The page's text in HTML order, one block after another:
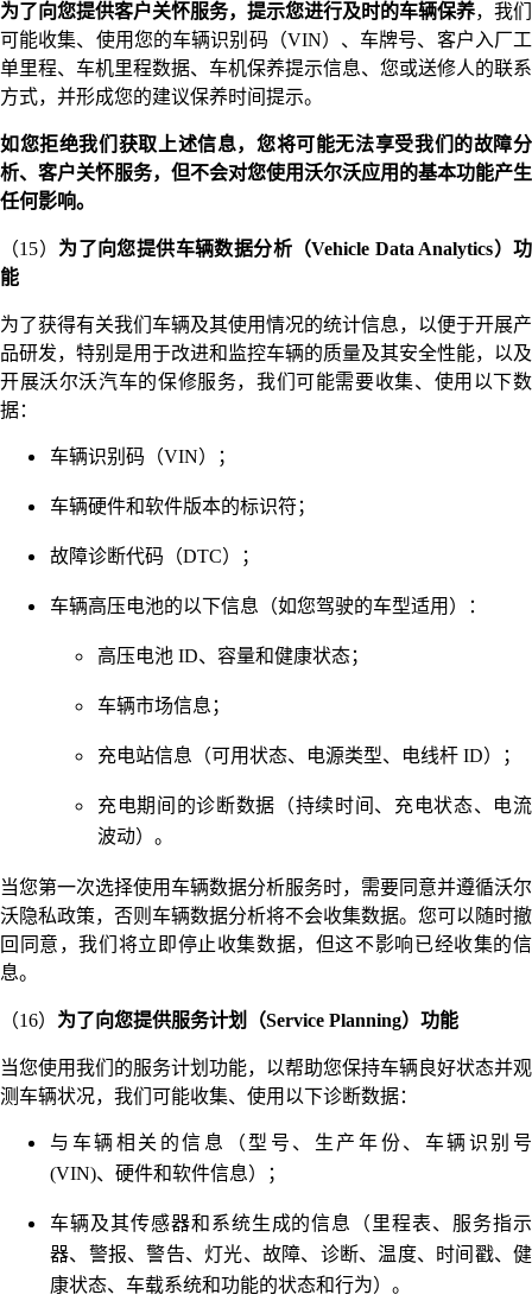
为了向您提供客户关怀服务，提示您进行及时的车辆保养，我们
可能收集、使用您的车辆识别码（VIN）、车牌号、客户入厂工
单里程、车机里程数据、车机保养提示信息、您或送修人的联系
方式，并形成您的建议保养时间提示。
如您拒绝我们获取上述信息，您将可能无法享受我们的故障分
析、客户关怀服务，但不会对您使用沃尔沃应用的基本功能产生
任何影响。
（15） 为了向您提供车辆数据分析（Vehicle Data Analytics）功
能
为了获得有关我们车辆及其使用情况的统计信息，以便于开展产
品研发，特别是用于改进和监控车辆的质量及其安全性能，以及
开展沃尔沃汽车的保修服务，我们可能需要收集、使用以下数
据：
车辆识别码（VIN）；
车辆硬件和软件版本的标识符；
故障诊断代码（DTC）；
车辆高压电池的以下信息（如您驾驶的车型适用）：
高压电池 ID、容量和健康状态；
车辆市场信息；
充电站信息（可用状态、电源类型、电线杆 ID）；
充电期间的诊断数据（持续时间、充电状态、电流
波动）。
当您第一次选择使用车辆数据分析服务时，需要同意并遵循沃尔
沃隐私政策，否则车辆数据分析将不会收集数据。您可以随时撤
回同意，我们将立即停止收集数据，但这不影响已经收集的信
息。
（16） 为了向您提供服务计划（Service Planning）功能
当您使用我们的服务计划功能，以帮助您保持车辆良好状态并观
测车辆状况，我们可能收集、使用以下诊断数据：
与车辆相关的信息（型号、生产年份、车辆识别号
(VIN)、硬件和软件信息）；
车辆及其传感器和系统生成的信息（里程表、服务指示
器、警报、警告、灯光、故障、诊断、温度、时间戳、健
康状态、车载系统和功能的状态和行为）。